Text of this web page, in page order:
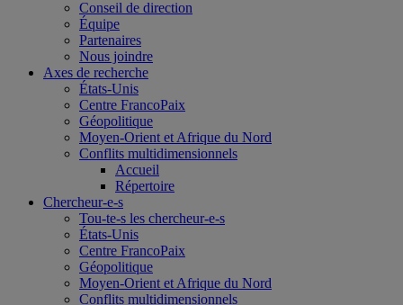
Conseil de direction
Équipe
Partenaires
Nous joindre
Axes de recherche
États-Unis
Centre FrancoPaix
Géopolitique
Moyen-Orient et Afrique du Nord
Conflits multidimensionnels
Accueil
Répertoire
Chercheur-e-s
Tou-te-s les chercheur-e-s
États-Unis
Centre FrancoPaix
Géopolitique
Moyen-Orient et Afrique du Nord
Conflits multidimensionnels